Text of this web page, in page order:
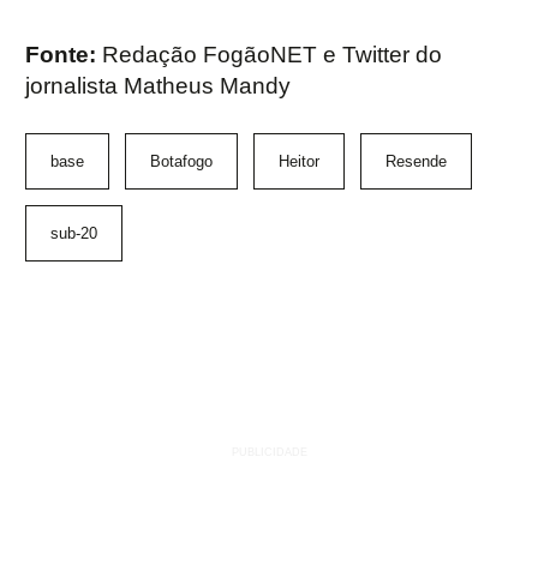
Fonte: Redação FogãoNET e Twitter do
jornalista Matheus Mandy
base Botafogo Heitor Resende
sub-20